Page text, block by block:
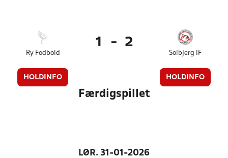
Ry Fodbold
HOLDINFO
1 - 2
Solbjerg IF
HOLDINFO
Færdigspillet
LØR. 31-01-2026